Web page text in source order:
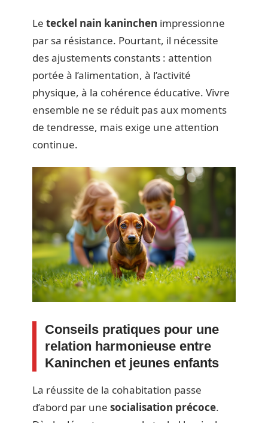
Le teckel nain kaninchen impressionne
par sa résistance. Pourtant, il nécessite
des ajustements constants : attention
portée à l’alimentation, à l’activité
physique, à la cohérence éducative. Vivre
ensemble ne se réduit pas aux moments
de tendresse, mais exige une attention
continue.
Conseils pratiques pour une
relation harmonieuse entre
Kaninchen et jeunes enfants
La réussite de la cohabitation passe
d’abord par une socialisation précoce.